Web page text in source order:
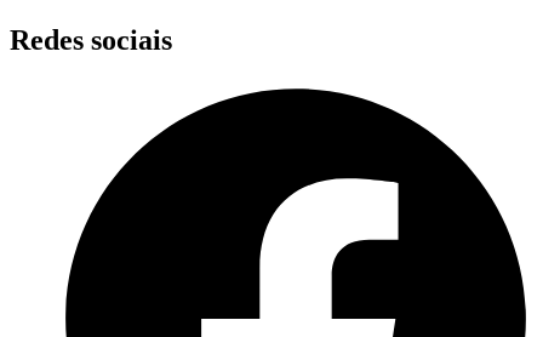
Skip
to
Redes sociais